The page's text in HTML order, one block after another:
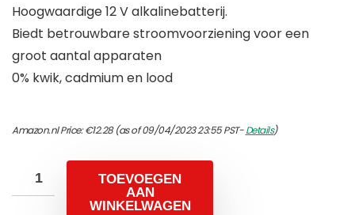
Hoogwaardige 12 V alkalinebatterij.
Biedt betrouwbare stroomvoorziening voor een
groot aantal apparaten
0% kwik, cadmium en lood
Amazon.nl Price:€12.28(as of 09/04/2023 23:55 PST-Details)
TOEVOEGEN
AAN
WINKELWAGEN